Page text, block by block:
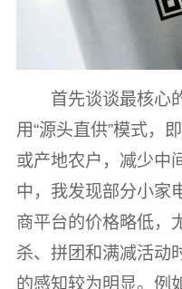
首先谈谈最核心
用“源头直供”模式，
或产地农户，减少中
中，我发现部分小家
商平台的价格略低，
杀、拼团和满减活动
的感知较为明显。例